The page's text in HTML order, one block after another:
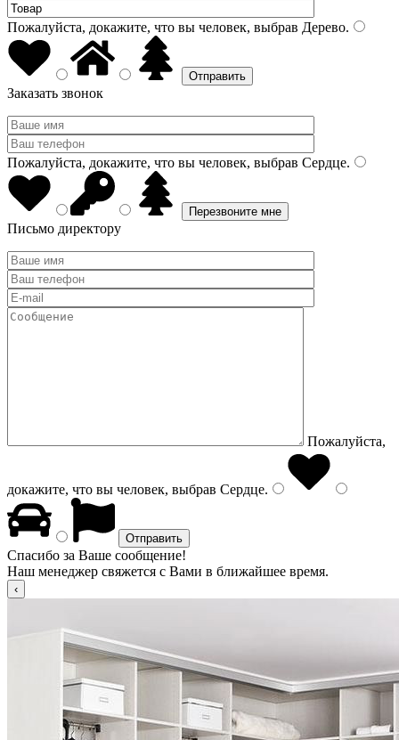
Пожалуйста, докажите, что вы человек, выбрав Дерево.
Заказать звонок
Пожалуйста, докажите, что вы человек, выбрав Сердце.
Письмо директору
Пожалуйста,
докажите, что вы человек, выбрав Сердце.
Спасибо за Ваше сообщение!
Наш менеджер свяжется с Вами в ближайшее время.